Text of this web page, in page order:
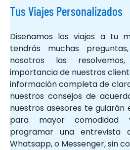
Tus Viajes Personalizados
Diseñamos los viajes a tu
tendrás muchas
nosotros las
importancia de nuestros
información completa de
nuestros consejos de
nuestros asesores te guiarán
para mayor comodidad
programar una entrevista
Whatsapp, o Messenger, sin